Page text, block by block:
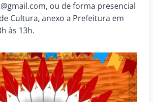
ou de forma presencial
Cultura, anexo a Prefeitura em
às 13h.